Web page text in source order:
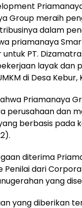
Group meraih
dalam
priamanaya
PT.
layak
di Desa
Priamanaya
perusahaan dan
berbasis pada
diterima
dari
yang
yang diberikan